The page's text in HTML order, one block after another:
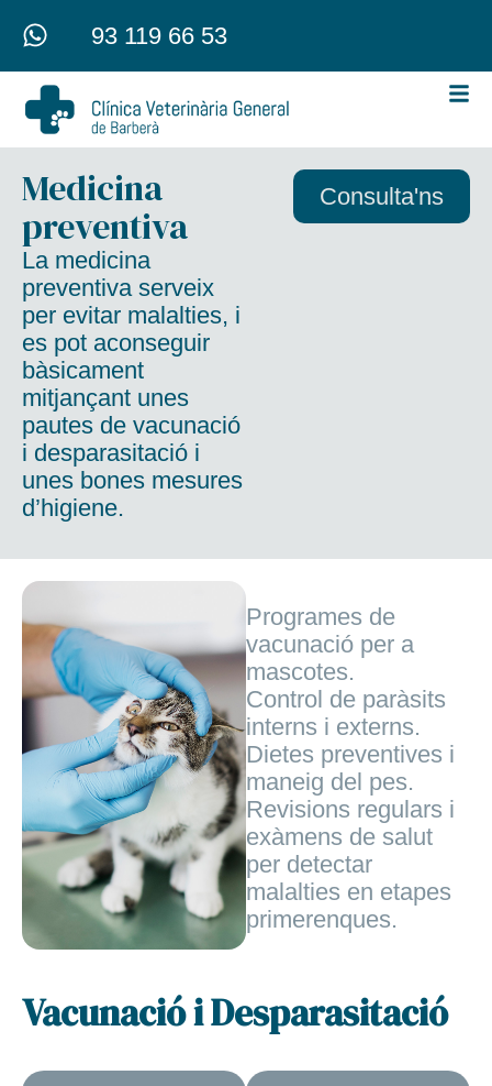
93 119 66 53
Medicina
preventiva
La medicina
preventiva serveix
per evitar malalties, i
es pot aconseguir
bàsicament
mitjançant unes
pautes de vacunació
i desparasitació i
unes bones mesures
d’higiene.
Consulta'ns
Programes de
vacunació per a
mascotes.
Control de paràsits
interns i externs.
Dietes preventives i
maneig del pes.
Revisions regulars i
exàmens de salut
per detectar
malalties en etapes
primerenques.
Vacunació i Desparasitació